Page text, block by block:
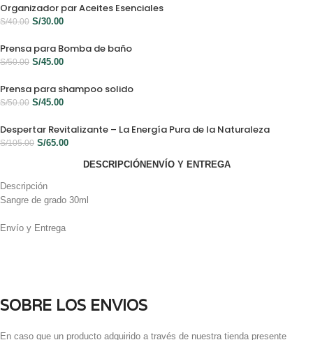
Organizador par Aceites Esenciales
S/40.00 S/30.00
Prensa para Bomba de baño
S/50.00 S/45.00
Prensa para shampoo solido
S/50.00 S/45.00
Despertar Revitalizante – La Energía Pura de la Naturaleza
S/105.00 S/65.00
DESCRIPCIÓNENVÍO Y ENTREGA
Descripción
Sangre de grado 30ml
Envío y Entrega
SOBRE LOS ENVIOS
En caso que un producto adquirido a través de nuestra tienda presente